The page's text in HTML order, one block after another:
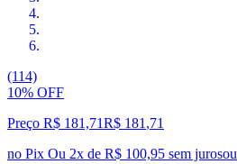
(114)
10% OFF
Preço R$ 181,71R$ 181 ,71
no Pix Ou 2x de R$ 100,95 sem jurosou